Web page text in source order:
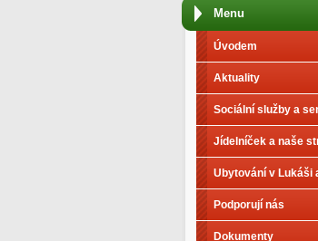
Menu
Úvodem
Aktuality
Sociální služby a
Jídelníček a naše
Ubytování v Lukáši
Podporují nás
Dokumenty